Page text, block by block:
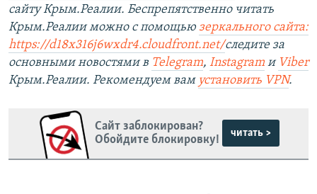
сайту Крым.Реалии. Беспрепятственно читать
Крым.Реалии можно с помощью зеркального сайта:
https://d18x316j6wxdr4.cloudfront.net/следите за
основными новостями в Telegram, Instagram и Viber
Крым.Реалии. Рекомендуем вам установить VPN.
Сайт заблокирован?
Обойдите блокировку!
читать >